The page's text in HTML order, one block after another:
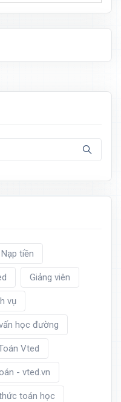
Nạp tiền
Giảng viên
vụ
học đường
Vted
- vted.vn
toán học